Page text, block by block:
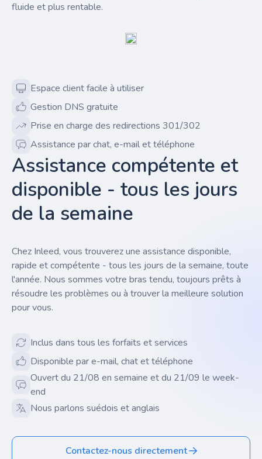
fluide et plus rentable.
Espace client facile à utiliser
Gestion DNS gratuite
Prise en charge des redirections 301/302
Assistance par chat, e-mail et téléphone
Assistance compétente et
disponible - tous les jours
de la semaine
Chez Inleed, vous trouverez une assistance disponible,
rapide et compétente - tous les jours de la semaine, toute
l'année. Nous sommes votre bras tendu, toujours prêts à
résoudre les problèmes ou à trouver la meilleure solution
pour vous.
Inclus dans tous les forfaits et services
Disponible par e-mail, chat et téléphone
Ouvert du 21/08 en semaine et du 21/09 le week-
end
Nous parlons suédois et anglais
Contactez-nous directement